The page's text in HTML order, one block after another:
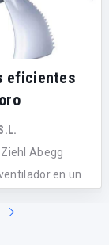
eficientes
Abegg
en un